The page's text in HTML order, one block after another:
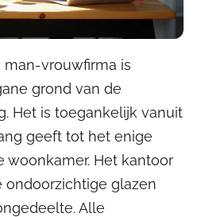
vrouwfirma is
grond van de
Het is toegankelijk vanuit
geeft tot het enige
woonkamer. Het kantoor
ondoorzichtige glazen
Alle